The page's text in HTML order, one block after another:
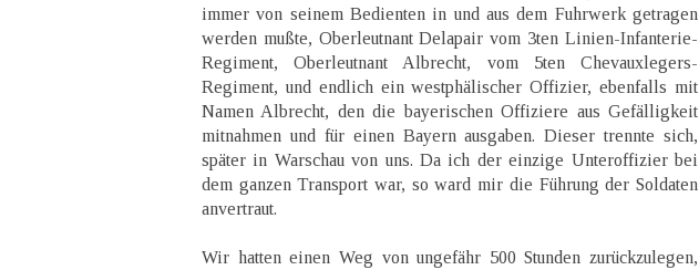
immer von seinem Bedienten in und aus dem Fuhrwerk getragen
werden mußte, Oberleutnant Delapair vom 3ten Linien-Infanterie-
Regiment, Oberleutnant Albrecht, vom 5ten Chevauxlegers-
Regiment, und endlich ein westphälischer Offizier, ebenfalls mit
Namen Albrecht, den die bayerischen Offiziere aus Gefälligkeit
mitnahmen und für einen Bayern ausgaben. Dieser trennte sich,
später in Warschau von uns. Da ich der einzige Unteroffizier bei
dem ganzen Transport war, so ward mir die Führung der Soldaten
anvertraut.
Wir hatten einen Weg von ungefähr 500 Stunden zurückzulegen,